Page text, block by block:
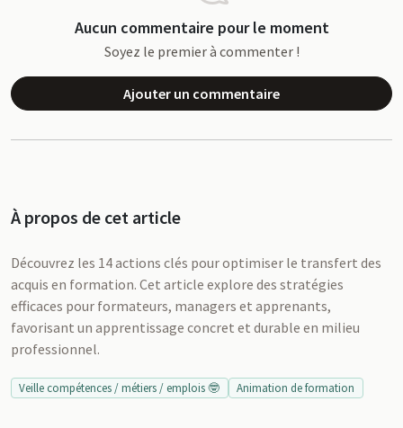
Aucun commentaire pour le moment
Soyez le premier à commenter !
Ajouter un commentaire
À propos de cet article
Découvrez les 14 actions clés pour optimiser le transfert des
acquis en formation. Cet article explore des stratégies
efficaces pour formateurs, managers et apprenants,
favorisant un apprentissage concret et durable en milieu
professionnel.
Veille compétences / métiers / emplois 🤓 Animation de formation